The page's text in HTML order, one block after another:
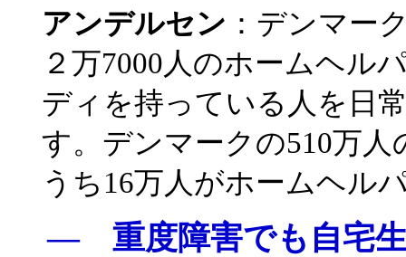
アンデルセン ：デンマー
２万7000人のホームヘル
ディを持っている人を日
す。デンマークの510万
うち16万人がホームヘル
― 重度障害でも自宅